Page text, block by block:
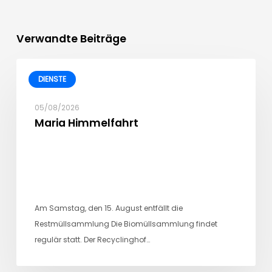
Verwandte Beiträge
DIENSTE
05/08/2026
Maria Himmelfahrt
Am Samstag, den 15. August entfällt die
Restmüllsammlung Die Biomüllsammlung findet
regulär statt. Der Recyclinghof…